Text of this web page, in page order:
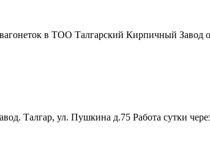
в ТОО Талгарский Кирпичный Завод
Талгар, ул. Пушкина д.75 Работа сутки